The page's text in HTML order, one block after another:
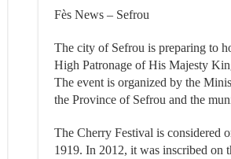
Fès News – Sefrou
The city of Sefrou is preparing to
High Patronage of His Majesty
The event is organized by the
the Province of Sefrou and the
The Cherry Festival is considered
1919. In 2012, it was inscribed on